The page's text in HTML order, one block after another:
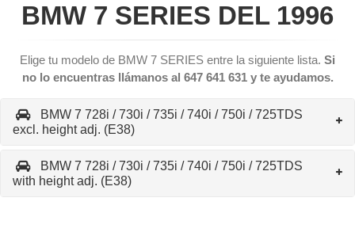
BMW 7 SERIES DEL 1996
Elige tu modelo de BMW 7 SERIES entre la siguiente lista. Si
no lo encuentras llámanos al 647 641 631 y te ayudamos.
BMW 7 728i / 730i / 735i / 740i / 750i / 725TDS
excl. height adj. (E38)
BMW 7 728i / 730i / 735i / 740i / 750i / 725TDS
with height adj. (E38)